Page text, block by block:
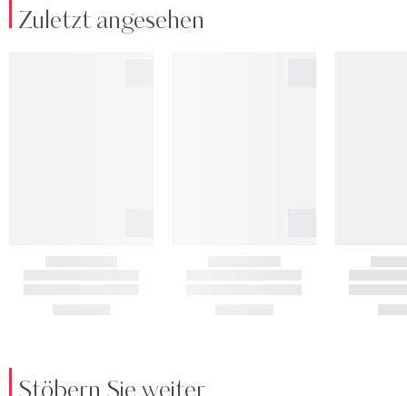
Zuletzt angesehen